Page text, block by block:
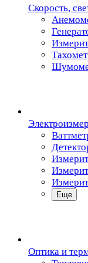
Скорость,
Еще
Oптика и